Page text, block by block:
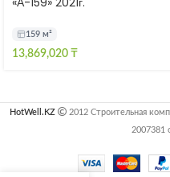
159 м²
13,869,020 ₸
HotWell.KZ 2012 Строительная
2007381